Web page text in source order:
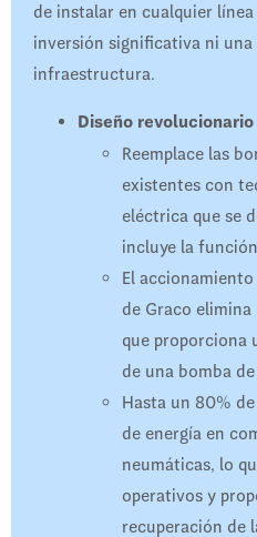
de instalar en cualquier
inversión significativa ni
infraestructura.
Diseño revolucionario
Reemplace las
existentes con
eléctrica que se
incluye la
El
de Graco elimina
que proporciona
de una bomba
Hasta un 80%
de energía en
neumáticas, lo
operativos y
recuperación de